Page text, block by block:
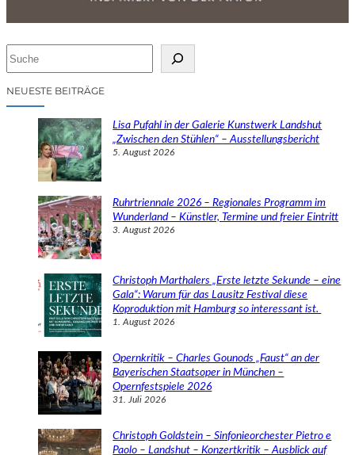
cNEUESTE BEITRÄGE
Lisa Pufahl in der Galerie Kunstwerk Landshut
„Zwischen den Stühlen“ – Ausstellungsbericht
5. August 2026
Ruhrtriennale 2026 – Regionales Programm im
Wunderland – Künstler, Termine und freier Eintritt
3. August 2026
Christoph Marthalers „Erste letzte Sekunde – eine
Gala“: Warum für das Lausitz Festival diese
Koproduktion mit Hamburg so interessant ist.
1. August 2026
Opernkritik – Charles Gounods „Faust“ an der
Bayerischen Staatsoper in München –
Opernfestspiele 2026
31. Juli 2026
Christoph Goldstein – Sinfonieorchester Pietro e
Paolo – Landshut – Konzertkritik – Ausblick auf